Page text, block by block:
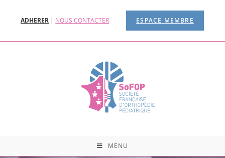
ADHERER | NOUS CONTACTER ESPACE MEMBRE
MENU